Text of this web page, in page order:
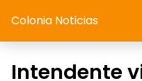
Colonia Noticias
Intendente